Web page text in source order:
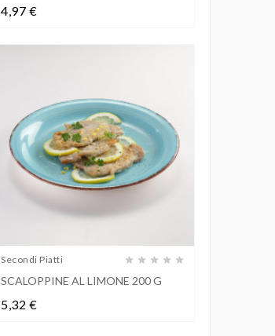
4,97 €Prezzo
Secondi Piatti
SCALOPPINE AL LIMONE 200 G
5,32 €Prezzo